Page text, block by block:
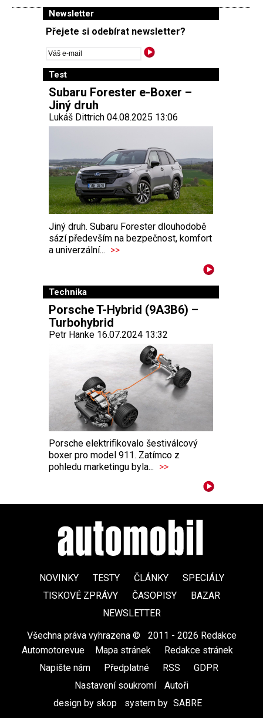
Newsletter
Přejete si odebírat newsletter?
Test
Subaru Forester e-Boxer –
Jiný druh
Lukáš Dittrich 04.08.2025 13:06
Jiný druh. Subaru Forester dlouhodobě
sází především na bezpečnost, komfort
a univerzální... >>
Technika
Porsche T-Hybrid (9A3B6) –
Turbohybrid
Petr Hanke 16.07.2024 13:32
Porsche elektrifikovalo šestiválcový
boxer pro model 911. Zatímco z
pohledu marketingu byla... >>
NOVINKY TESTY ČLÁNKY
SPECIÁLY
TISKOVÉ ZPRÁVY
ČASOPISY
BAZAR
NEWSLETTER
Všechna práva vyhrazena ©
2011 - 2026 Redakce
Automotorevue
Mapa stránek Redakce stránek
Napište nám
Předplatné RSS GDPR
Nastavení soukromí
Autoři
design by skop
system by SABRE